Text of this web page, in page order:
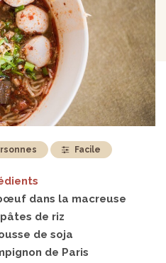
Facile
dans la macreuse
de riz
de soja
de Paris